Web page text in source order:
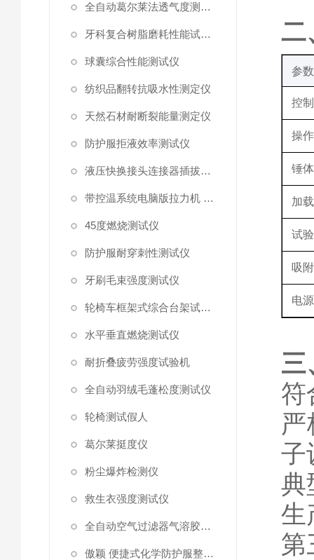
全自动葛尔莱法透气度测试仪
牙科复合树脂磨耗性能试验仪
球囊综合性能测试仪
纺织品翻转抗吸水性测定仪
天然石材耐断裂能量测定仪
防护服拒液效率测试仪
液压快换接头连接器插拔泄漏测试仪
带控温系统电脑版拉力机 统电脑版拉力机
45度燃烧测试仪
防护服耐穿刺性测试仪
牙刷毛束强度测试仪
轮椅车框架式综合台架试验机
水平垂直燃烧测试仪
耐折叠疲劳强度试验机
全自动羽绒毛蓬松度测试仪
轮椅测试假人
葛尔莱挺度仪
粉尘爆炸检测仪
救生衣强度测试仪
全自动空气过滤器气溶胶细菌截留测试仪
傲颖 便捷式化学防护服整体气密性测试仪
二
参
控
操
锤
加
试
吸
电源
三
符
子
典
生
第